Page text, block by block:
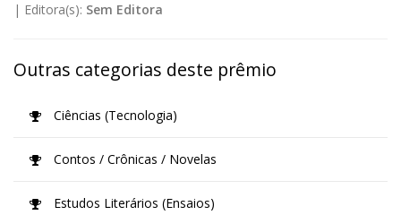
| Editora(s): Sem Editora
Outras categorias deste prêmio
Ciências (Tecnologia)
Contos / Crônicas / Novelas
Estudos Literários (Ensaios)